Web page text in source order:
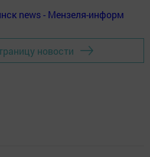
news - Мензеля-информ
новости